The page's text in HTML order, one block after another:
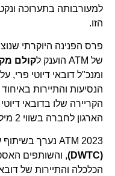
למעורבותה בתערוכה
הזו.
של ATM הוענק ל
קולם
ומנכ"ל דובאי דיוטי פרי, על
הנסיעות והתיירות באיחוד
הארגון לחברה בשווי 2 מיליארד דולר.
ATM 2023 נערך בשיתוף עם
, והשותפים
הכלכלה והתיירות של דובאי (DET) כשותף היעד,